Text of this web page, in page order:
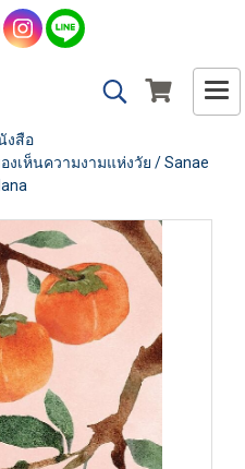
งสือ
งเห็นความงามแห่งวัย / Sanae